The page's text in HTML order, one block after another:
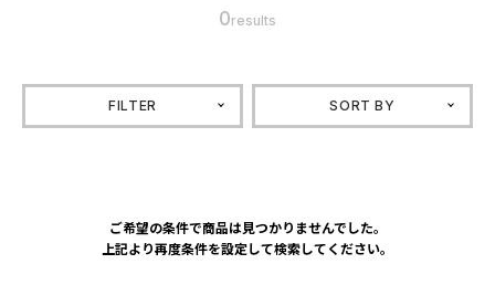
0results
FILTER SORT BY
ご希望の条件で商品は見つかりませんでした。
上記より再度条件を設定して検索してください。